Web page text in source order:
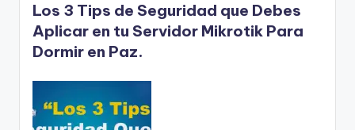
Los 3 Tips de Seguridad que Debes
Aplicar en tu Servidor Mikrotik Para
Dormir en Paz.